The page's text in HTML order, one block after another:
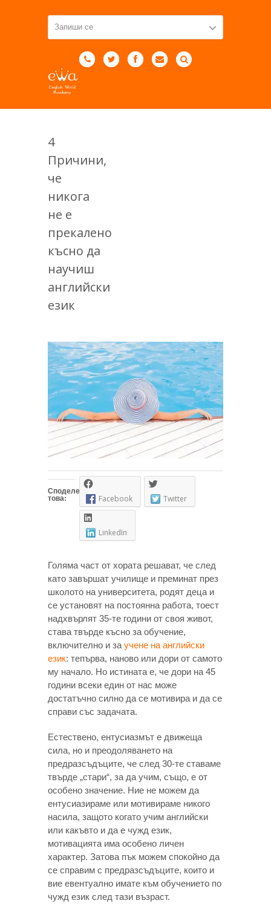
4
Причини,
че
никога
не е
прекалено
късно да
научиш
английски
език
Споделете
това: Facebook Twitter
LinkedIn
Голяма част от хората решават, че след
като завършат училище и преминат през
школото на университета, родят деца и
се установят на постоянна работа, тоест
надхвърлят 35-те години от своя живот,
става твърде късно за обучение,
включително и за учене на английски
език: тепърва, наново или дори от самото
му начало. Но истината е, че дори на 45
години всеки един от нас може
достатъчно силно да се мотивира и да се
справи със задачата.
Естествено, ентусиазмът е движеща
сила, но и преодоляването на
предразсъдъците, че след 30-те ставаме
твърдe „стари“, за да учим, също, е от
особено значение. Ние не можем да
ентусиазираме или мотивираме никого
насила, защото когато учим английски
или какъвто и да е чужд език,
мотивацията има особено личен
характер. Затова пък можем спокойно да
се справим с предразсъдъците, които и
вие евентуално имате към обучението по
чужд език след тази възраст.